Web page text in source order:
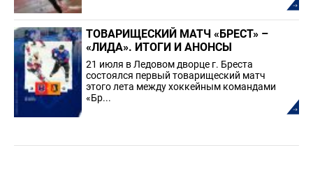
ТОВАРИЩЕСКИЙ МАТЧ «БРЕСТ» –
«ЛИДА». ИТОГИ И АНОНСЫ
21 июля в Ледовом дворце г. Бреста
состоялся первый товарищеский матч
этого лета между хоккейным командами
«Бр...